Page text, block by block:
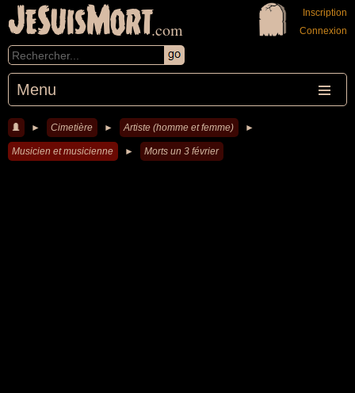
JeSuisMort.com
Menu
Inscription
Connexion
► Cimetière ► Artiste (homme et femme) ►
Musicien et musicienne ► Morts un 3 février